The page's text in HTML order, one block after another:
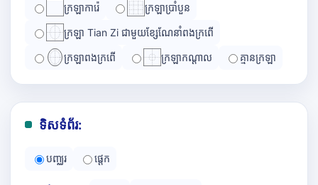
ក្រឡាការ៉េ ក្រឡាប្រាំបួន
ក្រឡា Tian Zi ជាមួយខ្សែណែនាំពងក្រពើ
ក្រឡាពងក្រពើ ក្រឡាកណ្ដាល គ្មានក្រឡា
ទិសទំព័រ:
បញ្ឈរ ផ្ដេក